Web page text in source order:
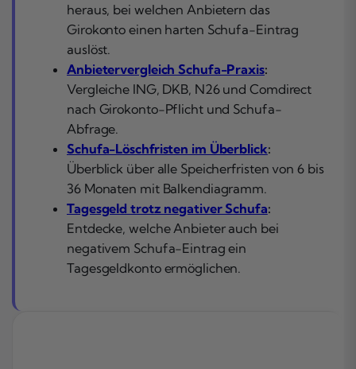
heraus, bei welchen Anbietern das
Girokonto einen harten Schufa-Eintrag
auslöst.
Anbietervergleich Schufa-Praxis:
Vergleiche ING, DKB, N26 und Comdirect
nach Girokonto-Pflicht und Schufa-
Abfrage.
Schufa-Löschfristen im Überblick:
Überblick über alle Speicherfristen von 6 bis
36 Monaten mit Balkendiagramm.
Tagesgeld trotz negativer Schufa:
Entdecke, welche Anbieter auch bei
negativem Schufa-Eintrag ein
Tagesgeldkonto ermöglichen.